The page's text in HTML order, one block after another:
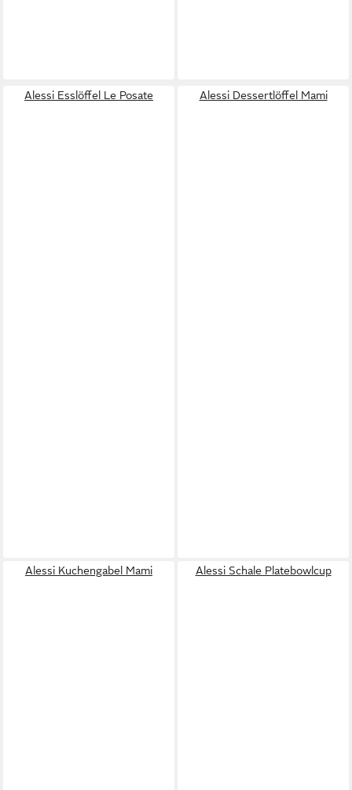
Alessi Esslöffel Le Posate Alessi Dessertlöffel Mami
Alessi Kuchengabel Mami Alessi Schale Platebowlcup